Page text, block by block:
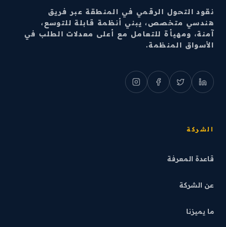
نقود التحول الرقمي في المنطقة عبر فريق
هندسي متخصص، يبني أنظمة قابلة للتوسع،
آمنة، ومهيأة للتعامل مع أعلى معدلات الطلب في
الأسواق المنظمة.
الشركة
قاعدة المعرفة
عن الشركة
ما يميزنا